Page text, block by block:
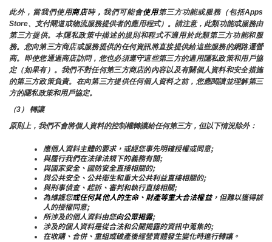
此外，當我們使用商店時，我們可能會使用第三方功能或服務（包括Apps
Store、支付閘道或物流服務提供者的應用程式）。請注意，此類功能或服務由
第三方提供。本隱私政策中描述的規則和程式不適用於此類第三方功能和服
務。您向第三方商店或服務提供的任何資訊將直接提供給這些服務的網路運營
商。即使您通過商店訪問，您也必須遵守這些第三方的適用隱私政策和用戶協
定（如果有）。我們不對任何第三方商店的內容以及有關個人資料和安全措施
的第三方政策負責。在向第三方提供任何個人資料之前，您應閱讀並理解第三
方的隱私政策和用戶協定。
（3） 轉讓
原則上，我們不會將個人資料的控制權轉讓給任何第三方，但以下情況除外：
應個人資料主體的要求，或經您事先明確授權或同意;
與履行我們在法律法規下的義務有關;
與國家安全、國防安全直接相關的;
與公共安全、公共衛生和重大公共利益直接相關的;
與刑事偵查、起訴、審判和執行直接相關;
為維護您或任何其他人的生命、財產等重大合法權益，但難以獲得該
人的授權同意;
所涉及的個人資料由您向公眾揭露;
涉及的個人資料是從合法和公開揭露的資訊中蒐集的;
在收購、合併、重組或破產後經營實體發生變化時進行轉讓。